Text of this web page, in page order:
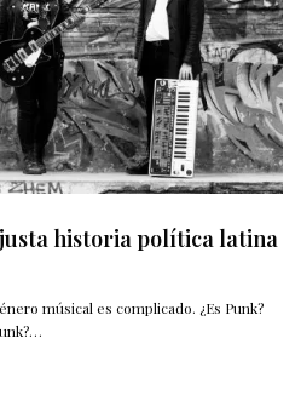
historia política latina
músical es complicado. ¿Es Punk?